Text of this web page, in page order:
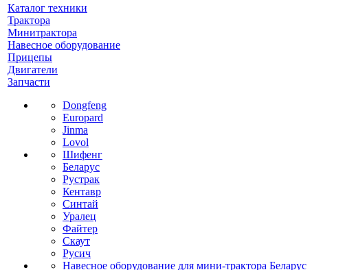
Каталог техники
Трактора
Минитрактора
Навесное оборудование
Прицепы
Двигатели
Запчасти
Dongfeng
Europard
Jinma
Lovol
Шифенг
Беларус
Рустрак
Кентавр
Синтай
Уралец
Файтер
Скаут
Русич
Навесное оборудование для мини-трактора Беларус